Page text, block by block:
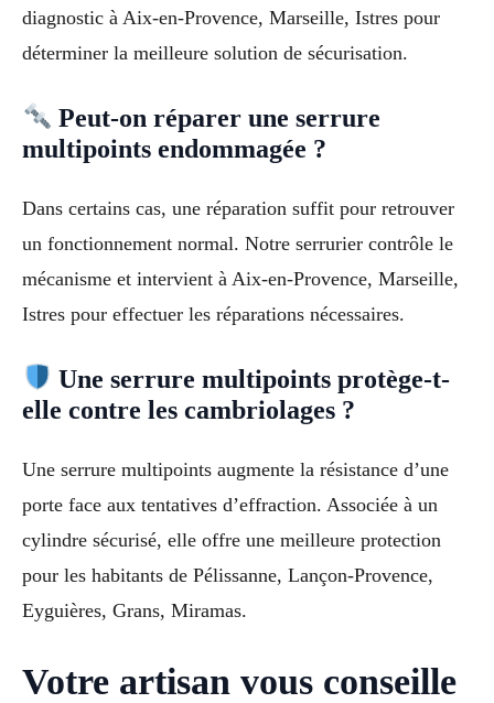
diagnostic à Aix-en-Provence, Marseille, Istres pour
déterminer la meilleure solution de sécurisation.
Peut-on réparer une serrure
multipoints endommagée ?
Dans certains cas, une réparation suffit pour retrouver
un fonctionnement normal. Notre serrurier contrôle le
mécanisme et intervient à Aix-en-Provence, Marseille,
Istres pour effectuer les réparations nécessaires.
Une serrure multipoints protège-t-
elle contre les cambriolages ?
Une serrure multipoints augmente la résistance d’une
porte face aux tentatives d’effraction. Associée à un
cylindre sécurisé, elle offre une meilleure protection
pour les habitants de Pélissanne, Lançon-Provence,
Eyguières, Grans, Miramas.
Votre artisan vous conseille